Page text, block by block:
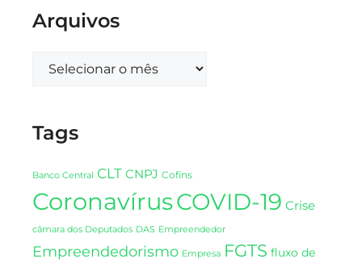
Arquivos
Tags
Banco Central CLT CNPJ Cofins
CoronavírusCOVID-19 Crise
câmara dos Deputados DAS Empreendedor
Empreendedorismo Empresa FGTS fluxo de